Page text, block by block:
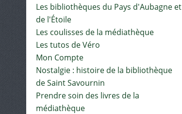
Les bibliothèques du Pays d'Aubagne et
de l'Étoile
Les coulisses de la médiathèque
Les tutos de Véro
Mon Compte
Nostalgie : histoire de la bibliothèque
de Saint Savournin
Prendre soin des livres de la
médiathèque